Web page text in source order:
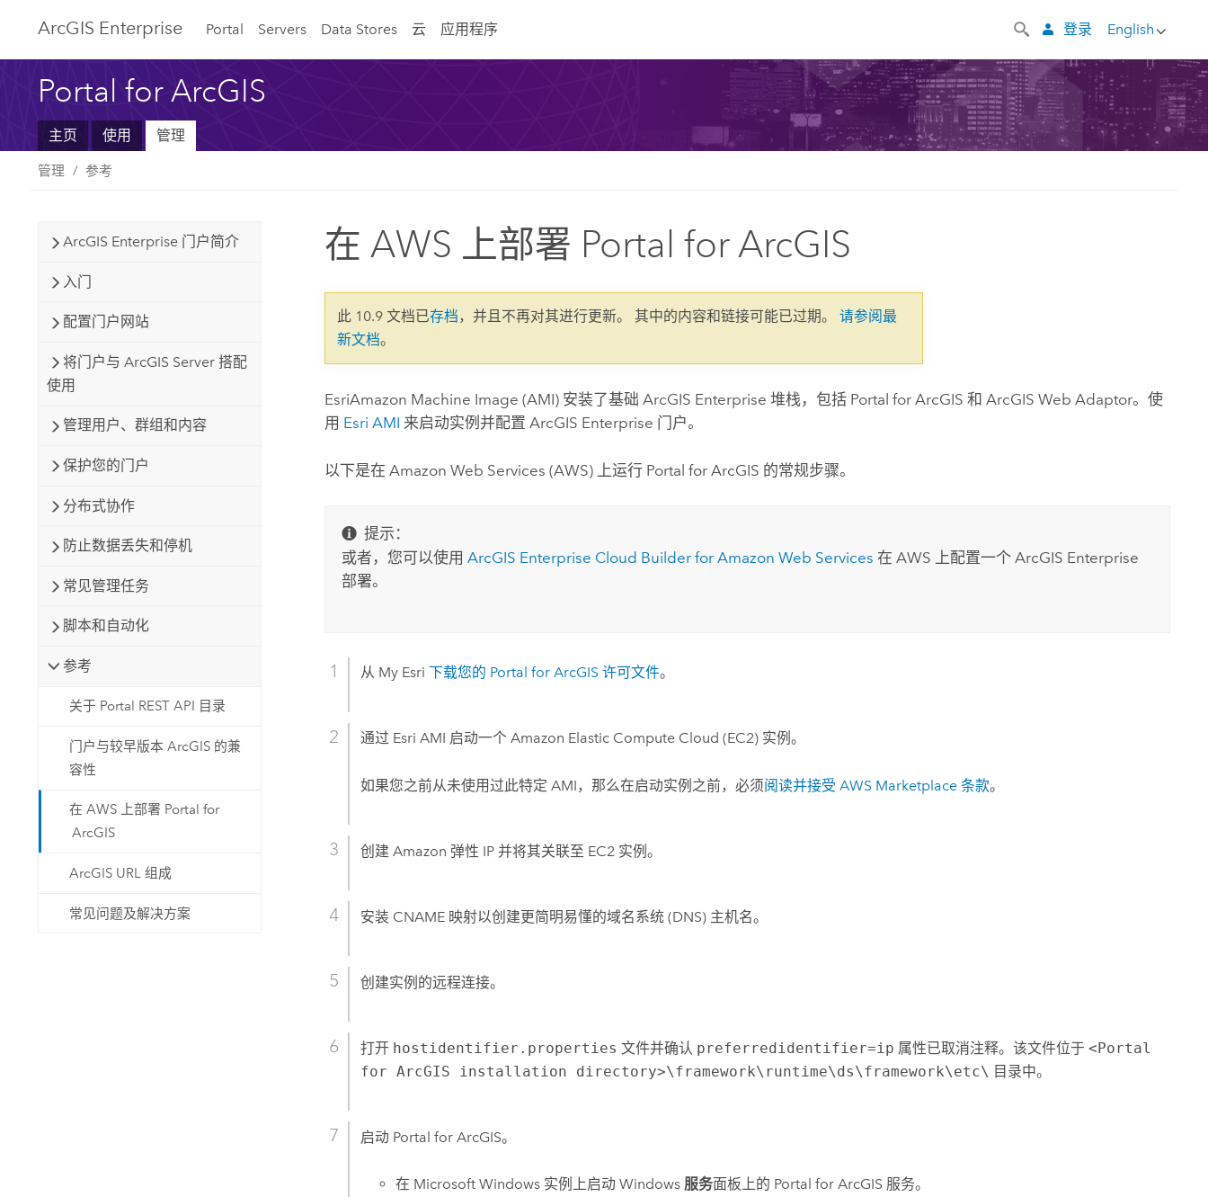
ArcGIS Enterprise Portal Servers Data Stores 云 应用程序 English
登录
Portal for ArcGIS
主页 使用 管理
管理 参考
ArcGIS Enterprise 门户简介
入门
配置门户网站
将门户与 ArcGIS Server 搭配
使用
管理用户、群组和内容
保护您的门户
分布式协作
防止数据丢失和停机
常见管理任务
脚本和自动化
参考
关于 Portal REST API 目录
门户与较早版本 ArcGIS 的兼
容性
在 AWS 上部署 Portal for
ArcGIS
ArcGIS URL 组成
常见问题及解决方案
在 AWS 上部署 Portal for ArcGIS
此 10.9 文档已存档，并且不再对其进行更新。 其中的内容和链接可能已过期。请参阅最
新文档。
EsriAmazon Machine Image (AMI) 安装了基础ArcGIS Enterprise 堆栈，包括 Portal for ArcGIS 和ArcGIS Web Adaptor。使
用 Esri AMI 来启动实例并配置ArcGIS Enterprise 门户。
以下是在Amazon Web Services (AWS) 上运行 Portal for ArcGIS 的常规步骤。
提示：
或者，您可以使用 ArcGIS Enterprise Cloud Builder for Amazon Web Services 在 AWS 上配置一个 ArcGIS Enterprise
部署。
从 My Esri 下载您的 Portal for ArcGIS 许可文件。
通过 Esri AMI 启动一个Amazon Elastic Compute Cloud (EC2) 实例。
如果您之前从未使用过此特定AMI，那么在启动实例之前，必须阅读并接受AWS Marketplace 条款。
创建Amazon 弹性 IP 并将其关联至 EC2 实例。
安装 CNAME 映射以创建更简明易懂的域名系统 (DNS) 主机名。
创建实例的远程连接。
打开 hostidentifier.properties 文件并确认 preferredidentifier=ip 属性已取消注释。该文件位于<Portal
for ArcGIS installation directory>\framework\runtime\ds\framework\etc\ 目录中。
启动 Portal for ArcGIS。
在 Microsoft Windows实例上启动 Windows 服务面板上的 Portal for ArcGIS 服务。